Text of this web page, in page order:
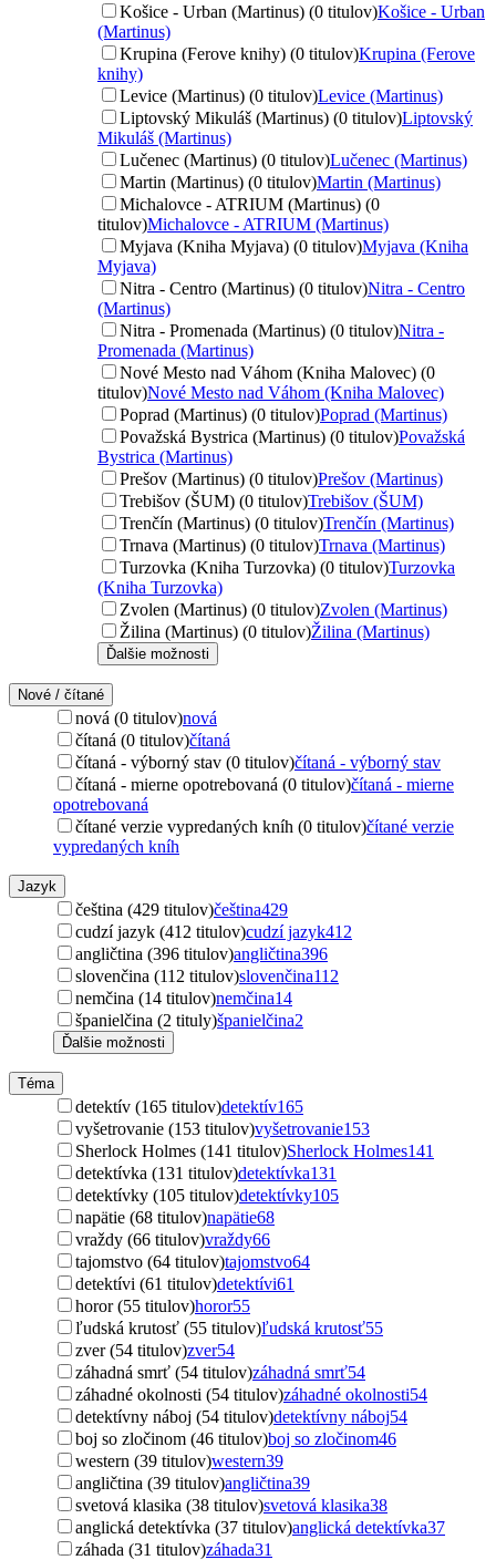
Košice - Urban (Martinus) (0 titulov)Košice - Urban
(Martinus)
Krupina (Ferove knihy) (0 titulov)Krupina (Ferove
knihy)
Levice (Martinus) (0 titulov)Levice (Martinus)
Liptovský Mikuláš (Martinus) (0 titulov)Liptovský
Mikuláš (Martinus)
Lučenec (Martinus) (0 titulov)Lučenec (Martinus)
Martin (Martinus) (0 titulov)Martin (Martinus)
Michalovce - ATRIUM (Martinus) (0
titulov)Michalovce - ATRIUM (Martinus)
Myjava (Kniha Myjava) (0 titulov)Myjava (Kniha
Myjava)
Nitra - Centro (Martinus) (0 titulov)Nitra - Centro
(Martinus)
Nitra - Promenada (Martinus) (0 titulov)Nitra -
Promenada (Martinus)
Nové Mesto nad Váhom (Kniha Malovec) (0
titulov)Nové Mesto nad Váhom (Kniha Malovec)
Poprad (Martinus) (0 titulov)Poprad (Martinus)
Považská Bystrica (Martinus) (0 titulov)Považská
Bystrica (Martinus)
Prešov (Martinus) (0 titulov)Prešov (Martinus)
Trebišov (ŠUM) (0 titulov)Trebišov (ŠUM)
Trenčín (Martinus) (0 titulov)Trenčín (Martinus)
Trnava (Martinus) (0 titulov)Trnava (Martinus)
Turzovka (Kniha Turzovka) (0 titulov)Turzovka
(Kniha Turzovka)
Zvolen (Martinus) (0 titulov)Zvolen (Martinus)
Žilina (Martinus) (0 titulov)Žilina (Martinus)
Ďalšie možnosti
Nové / čítané
nová (0 titulov)nová
čítaná (0 titulov)čítaná
čítaná - výborný stav (0 titulov)čítaná - výborný stav
čítaná - mierne opotrebovaná (0 titulov)čítaná - mierne
opotrebovaná
čítané verzie vypredaných kníh (0 titulov)čítané verzie
vypredaných kníh
Jazyk
čeština (429 titulov)čeština429
cudzí jazyk (412 titulov)cudzí jazyk412
angličtina (396 titulov)angličtina396
slovenčina (112 titulov)slovenčina112
nemčina (14 titulov)nemčina14
španielčina (2 tituly)španielčina2
Ďalšie možnosti
Téma
detektív (165 titulov)detektív165
vyšetrovanie (153 titulov)vyšetrovanie153
Sherlock Holmes (141 titulov)Sherlock Holmes141
detektívka (131 titulov)detektívka131
detektívky (105 titulov)detektívky105
napätie (68 titulov)napätie68
vraždy (66 titulov)vraždy66
tajomstvo (64 titulov)tajomstvo64
detektívi (61 titulov)detektívi61
horor (55 titulov)horor55
ľudská krutosť (55 titulov)ľudská krutosť55
zver (54 titulov)zver54
záhadná smrť (54 titulov)záhadná smrť54
záhadné okolnosti (54 titulov)záhadné okolnosti54
detektívny náboj (54 titulov)detektívny náboj54
boj so zločinom (46 titulov)boj so zločinom46
western (39 titulov)western39
angličtina (39 titulov)angličtina39
svetová klasika (38 titulov)svetová klasika38
anglická detektívka (37 titulov)anglická detektívka37
záhada (31 titulov)záhada31